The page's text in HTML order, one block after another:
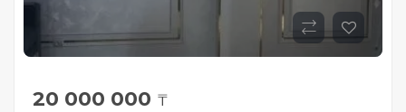
20 000 000 ₸